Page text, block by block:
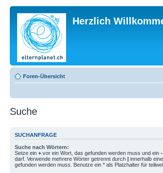
Herzlich
Foren-Übersicht
Suche
SUCHANFRAGE
Suche nach Wörtern:
Setze ein + vor ein Wort, das gefunden werden muss und ein -
darf. Verwende mehrere Wörter getrennt durch | innerhalb
gefunden werden muss. Benutze ein * als Platzhalter für